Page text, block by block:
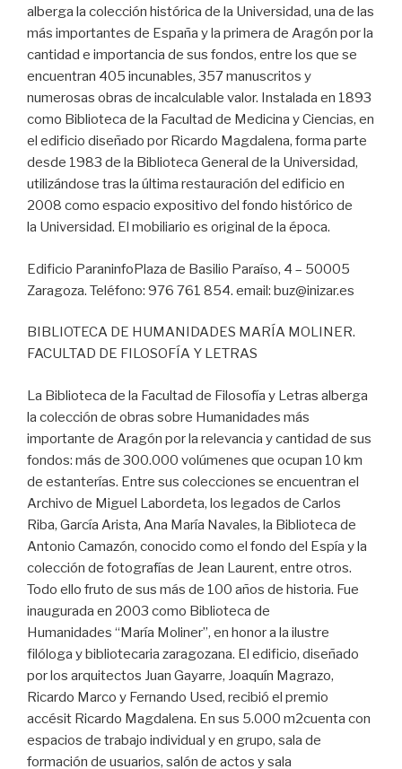
alberga la colección histórica de la Universidad, una de las
más importantes de España y la primera de Aragón por la
cantidad e importancia de sus fondos, entre los que se
encuentran 405 incunables, 357 manuscritos y
numerosas obras de incalculable valor. Instalada en 1893
como Biblioteca de la Facultad de Medicina y Ciencias, en
el edificio diseñado por Ricardo Magdalena, forma parte
desde 1983 de la Biblioteca General de la Universidad,
utilizándose tras la última restauración del edificio en
2008 como espacio expositivo del fondo histórico de
la Universidad. El mobiliario es original de la época.
Edificio ParaninfoPlaza de Basilio Paraíso, 4 – 50005
Zaragoza. Teléfono: 976 761 854. email: buz@inizar.es
BIBLIOTECA DE HUMANIDADES MARÍA MOLINER.
FACULTAD DE FILOSOFÍA Y LETRAS
La Biblioteca de la Facultad de Filosofía y Letras alberga
la colección de obras sobre Humanidades más
importante de Aragón por la relevancia y cantidad de sus
fondos: más de 300.000 volúmenes que ocupan 10 km
de estanterías. Entre sus colecciones se encuentran el
Archivo de Miguel Labordeta, los legados de Carlos
Riba, García Arista, Ana María Navales, la Biblioteca de
Antonio Camazón, conocido como el fondo del Espía y la
colección de fotografías de Jean Laurent, entre otros.
Todo ello fruto de sus más de 100 años de historia. Fue
inaugurada en 2003 como Biblioteca de
Humanidades “María Moliner”, en honor a la ilustre
filóloga y bibliotecaria zaragozana. El edificio, diseñado
por los arquitectos Juan Gayarre, Joaquín Magrazo,
Ricardo Marco y Fernando Used, recibió el premio
accésit Ricardo Magdalena. En sus 5.000 m2cuenta con
espacios de trabajo individual y en grupo, sala de
formación de usuarios, salón de actos y sala